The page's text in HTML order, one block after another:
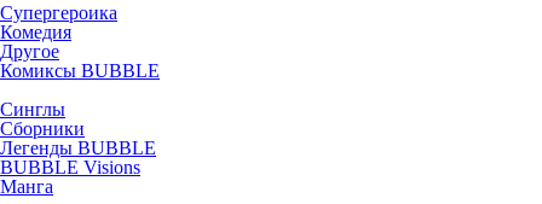
Супергероика
Комедия
Другое
Комиксы BUBBLE
Синглы
Сборники
Легенды BUBBLE
BUBBLE Visions
Манга